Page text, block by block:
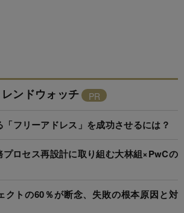
レンドウォッチ
フリーアドレス」を成功させるには？
ロセス再設計に取り組む大林組×PwCの
クトの60％が断念、失敗の根本原因と対